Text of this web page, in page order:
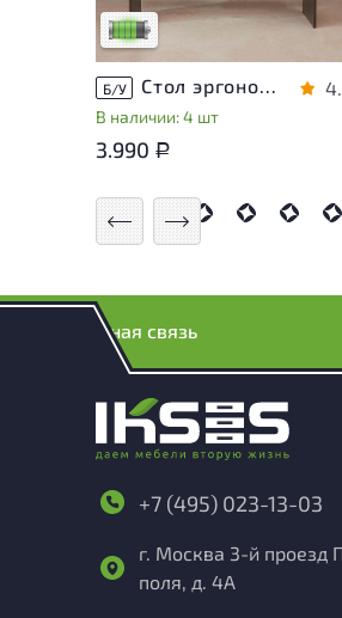
Низкая степень износа
Б/У Стол эргономичный ЛДСП Венге
В наличии: 4 шт
3.990 Р
Обратная связь
+7 (495) 023-13-03
г. Москва 3-й проезд
поля, д. 4А